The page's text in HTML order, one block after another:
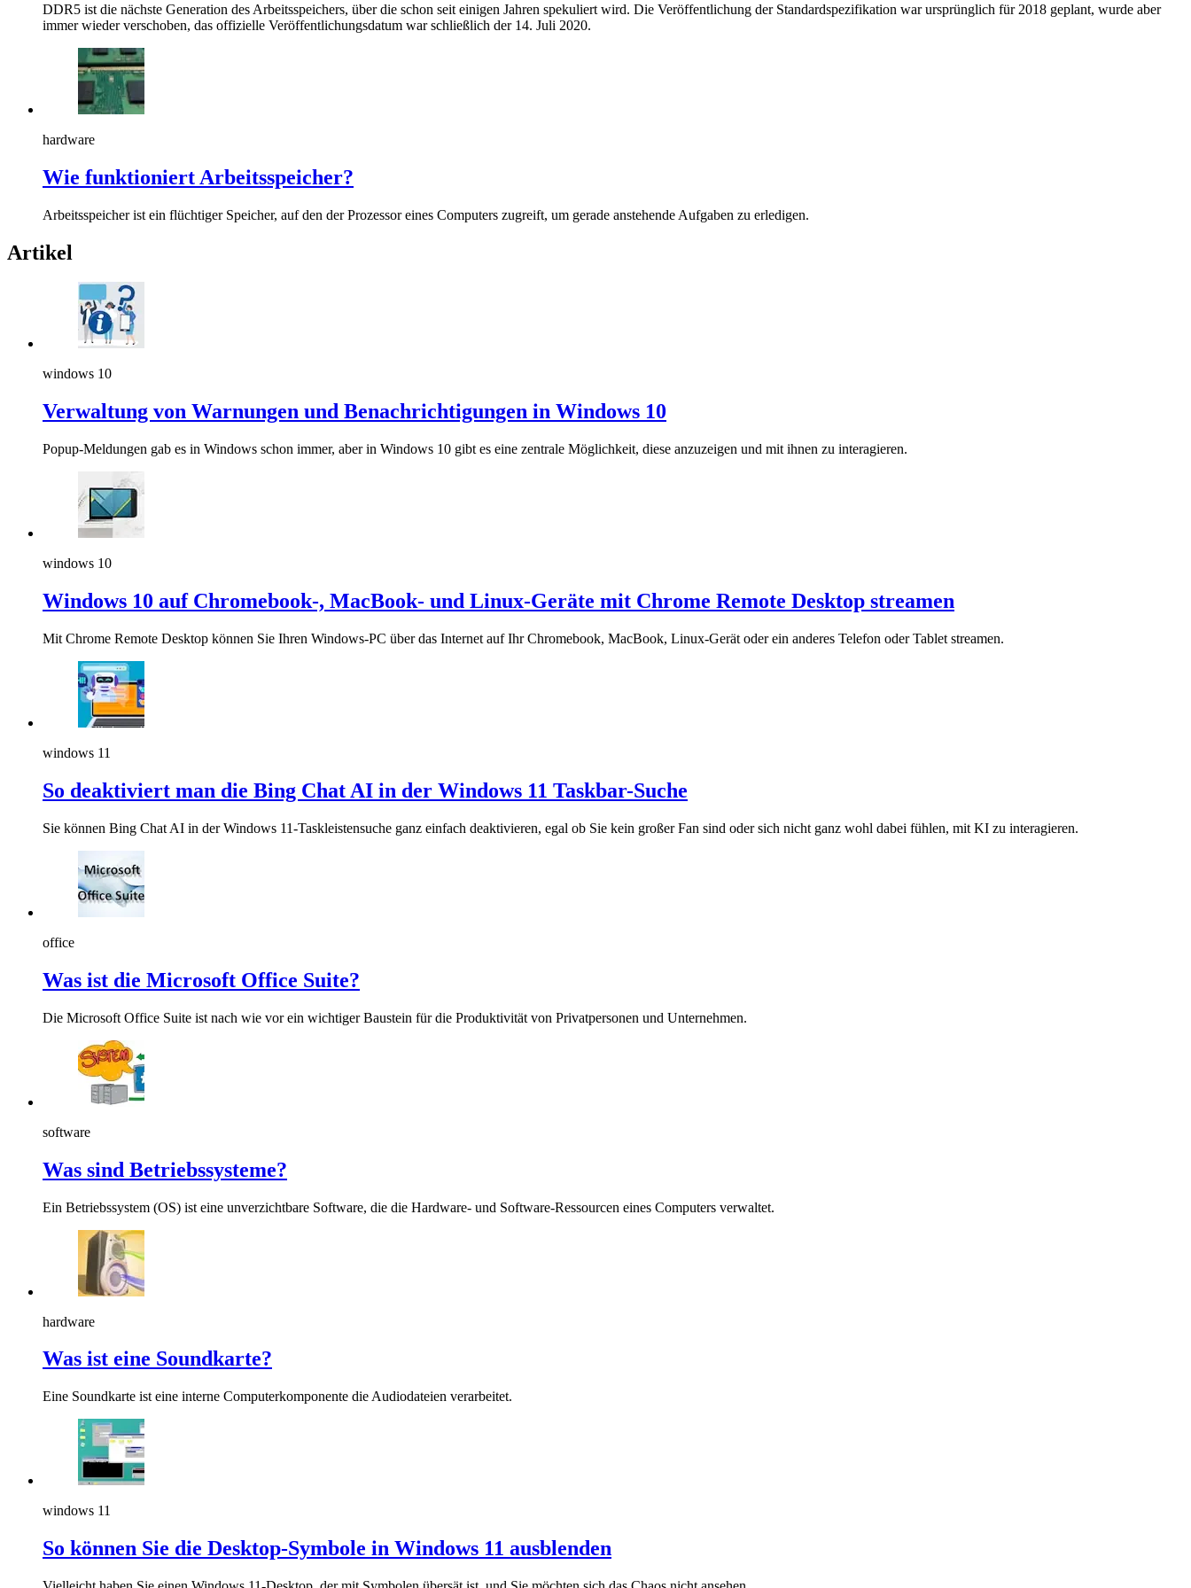
DDR5 ist die nächste Generation des Arbeitsspeichers, über die schon seit einigen Jahren spekuliert wird. Die Veröffentlichung der Standardspezifikation war ursprünglich für 2018 geplant, wurde aber
immer wieder verschoben, das offizielle Veröffentlichungsdatum war schließlich der 14. Juli 2020.
hardware
Wie funktioniert Arbeitsspeicher?
Arbeitsspeicher ist ein flüchtiger Speicher, auf den der Prozessor eines Computers zugreift, um gerade anstehende Aufgaben zu erledigen.
Artikel
windows 10
Verwaltung von Warnungen und Benachrichtigungen in Windows 10
Popup-Meldungen gab es in Windows schon immer, aber in Windows 10 gibt es eine zentrale Möglichkeit, diese anzuzeigen und mit ihnen zu interagieren.
windows 10
Windows 10 auf Chromebook-, MacBook- und Linux-Geräte mit Chrome Remote Desktop streamen
Mit Chrome Remote Desktop können Sie Ihren Windows-PC über das Internet auf Ihr Chromebook, MacBook, Linux-Gerät oder ein anderes Telefon oder Tablet streamen.
windows 11
So deaktiviert man die Bing Chat AI in der Windows 11 Taskbar-Suche
Sie können Bing Chat AI in der Windows 11-Taskleistensuche ganz einfach deaktivieren, egal ob Sie kein großer Fan sind oder sich nicht ganz wohl dabei fühlen, mit KI zu interagieren.
office
Was ist die Microsoft Office Suite?
Die Microsoft Office Suite ist nach wie vor ein wichtiger Baustein für die Produktivität von Privatpersonen und Unternehmen.
software
Was sind Betriebssysteme?
Ein Betriebssystem (OS) ist eine unverzichtbare Software, die die Hardware- und Software-Ressourcen eines Computers verwaltet.
hardware
Was ist eine Soundkarte?
Eine Soundkarte ist eine interne Computerkomponente die Audiodateien verarbeitet.
windows 11
So können Sie die Desktop-Symbole in Windows 11 ausblenden